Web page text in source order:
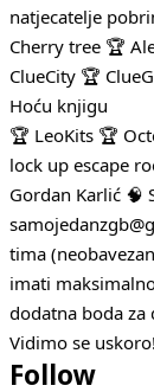
natjecatelje
Cherry tree 🏆
ClueCity 🏆
Hoću knjigu
🏆 LeoKits 🏆
lock up escape
Gordan Karlić 🧠
tima
imati
dodatna boda za
Vidimo se
Follow